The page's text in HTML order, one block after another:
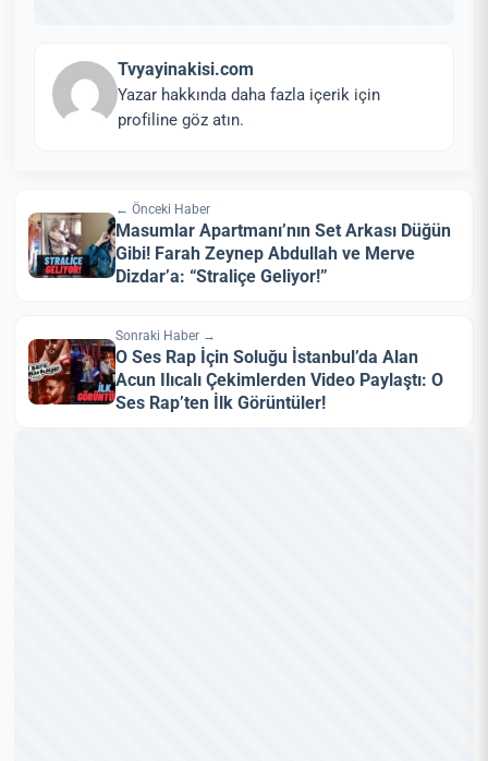
Tvyayinakisi.com
Yazar hakkında daha fazla içerik için
profiline göz atın.
← Önceki Haber
Masumlar Apartmanı’nın Set Arkası Düğün
Gibi! Farah Zeynep Abdullah ve Merve
Dizdar’a: “Straliçe Geliyor!”
Sonraki Haber →
O Ses Rap İçin Soluğu İstanbul’da Alan
Acun Ilıcalı Çekimlerden Video Paylaştı: O
Ses Rap’ten İlk Görüntüler!